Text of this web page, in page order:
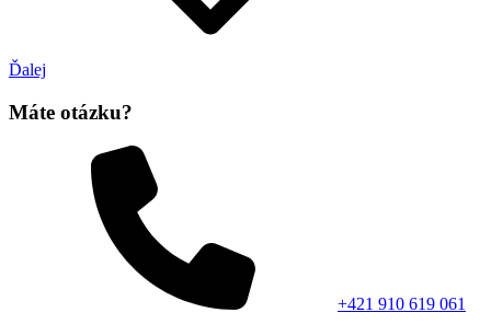
Ďalej
Máte otázku?
+421 910 619 061